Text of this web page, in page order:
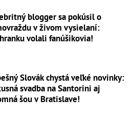
blogger sa pokúsil o
v živom vysielaní:
volali fanúšikovia!
Slovák chystá veľké novinky:
svadba na Santorini aj
šou v Bratislave!